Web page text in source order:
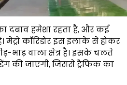
दबाव हमेशा रहता है, और कई
मेट्रो कॉरिडोर इस इलाके से होकर
भाड़ वाला क्षेत्र है। इसके चलते
की जाएगी, जिससे ट्रैफिक का